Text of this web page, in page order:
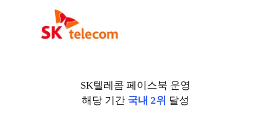
SK텔레콤 페이스북 운영
해당 기간 국내 2위 달성